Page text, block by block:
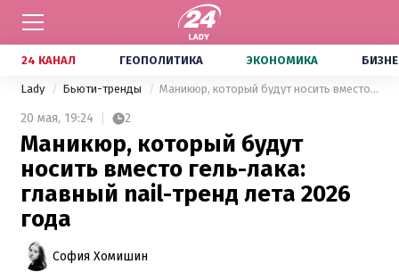
24 КАНАЛ ГЕОПОЛИТИКА ЭКОНОМИКА
Lady Бьюти-тренды Маникюр, который будут носить вместо гель-лака: главный nail-тренд лета 2026 года
20 мая, 19:24 2
Маникюр, который будут
носить вместо гель-лака:
главный nail-тренд лета 2026
года
София Хомишин